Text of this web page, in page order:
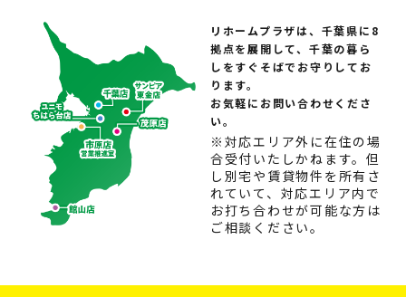
リホームプラザは、千葉県に8
拠点を展開して、千葉の暮ら
しをすぐそばでお守りしてお
ります。
お気軽にお問い合わせくださ
い。
※対応エリア外に在住の場
合受付いたしかねます。但
し別宅や賃貸物件を所有さ
れていて、対応エリア内で
お打ち合わせが可能な方は
ご相談ください。